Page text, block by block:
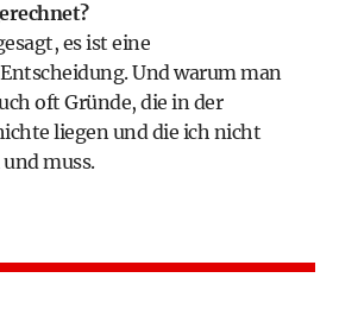
es ist eine
Und warum man
oft Gründe, die in der
liegen und die ich nicht
muss.